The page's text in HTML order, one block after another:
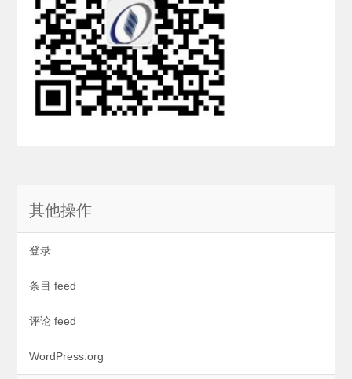
其他操作
登录
条目 feed
评论 feed
WordPress.org